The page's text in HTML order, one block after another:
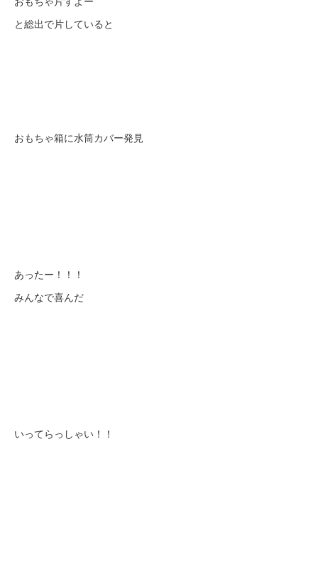
と総出で片していると
おもちゃ箱に水筒カバー発見
あったー！！！
みんなで喜んだ
いってらっしゃい！！